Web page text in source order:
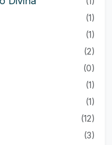
(1)
(1)
(2)
(0)
(1)
(1)
(12)
(3)